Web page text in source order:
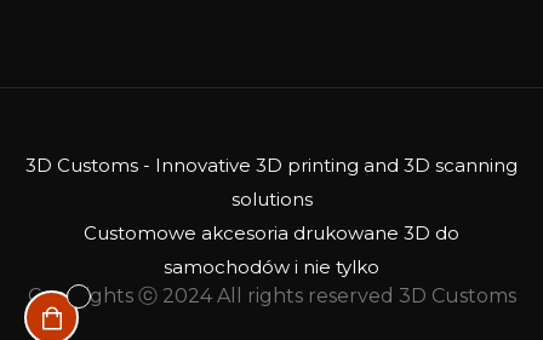
3D Customs - Innovative 3D printing and 3D scanning
solutions
Customowe akcesoria drukowane 3D do
samochodów i nie tylko
Copyrights ⓒ 2024 All rights reserved 3D Customs